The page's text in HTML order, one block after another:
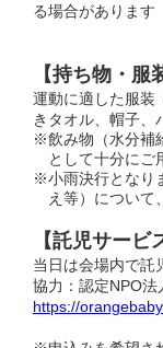
る場合があります
【持ち物・服
運動に適した服装
きタオル、帽子、
※飲み物（水分補
として十分にご
※小雨決行となり
え等）について
【託児サービ
当日は会場内で託
協力：認定NPO法
https://